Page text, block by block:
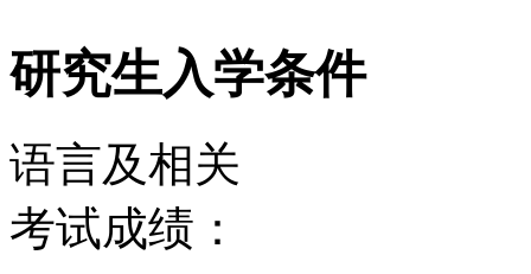
研究生入学条件
语言及相关
考试成绩：